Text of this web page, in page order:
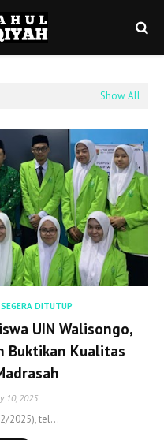
Show All
DITUTUP
UIN Walisongo,
Buktikan Kualitas
10, 2025
2025), tel…